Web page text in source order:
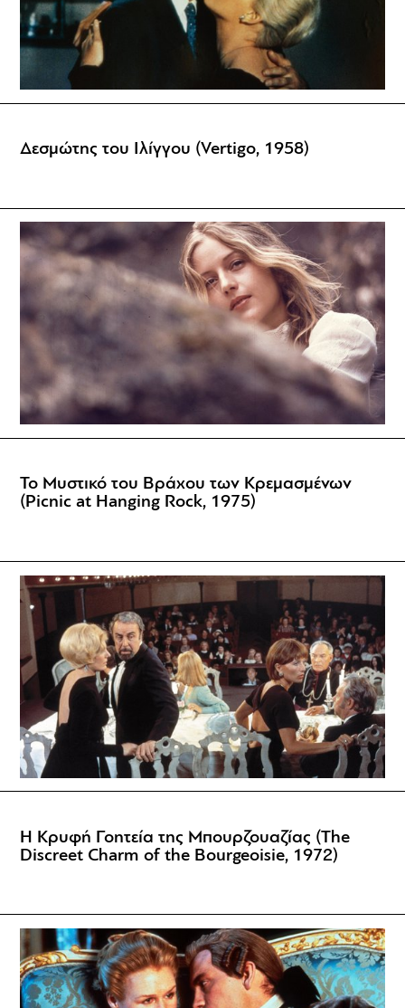
Δεσμώτης του Ιλίγγου (Vertigo, 1958)
Το Μυστικό του Βράχου των Κρεμασμένων
(Picnic at Hanging Rock, 1975)
Η Κρυφή Γοητεία της Μπουρζουαζίας (The
Discreet Charm of the Bourgeoisie, 1972)